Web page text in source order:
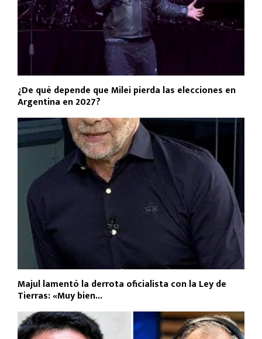
¿De qué depende que Milei pierda las elecciones en
Argentina en 2027?
Majul lamentó la derrota oficialista con la Ley de
Tierras: «Muy bien...